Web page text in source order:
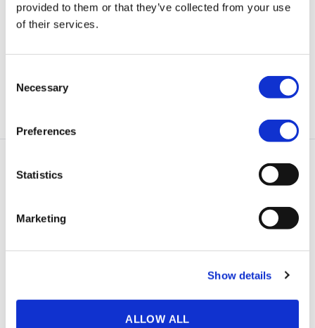
provided to them or that they’ve collected from your use
of their services.
Selection
Necessary
Preferences
Statistics
Marketing
Show details
ALLOW ALL
2021-08-23
Emergers
2021-05-25
Emergers
Cookies